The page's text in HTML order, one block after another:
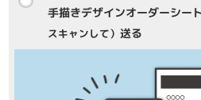
手描きデザインオーダーシー
スキャンして） 送る